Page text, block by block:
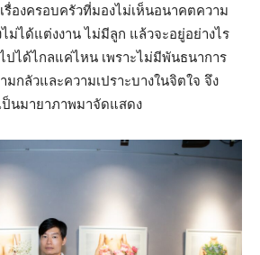
รื่องครอบครัวที่มองไม่เห็นอนาคตความ
ม่ได้แต่งงาน ไม่มีลูก แล้วจะอยู่อย่างไร
ปได้ไกลแค่ไหน เพราะไม่มีพันธนาการ
มกลัวและความเปราะบางในจิตใจ จึง
นมายาภาพมาจัดแสดง